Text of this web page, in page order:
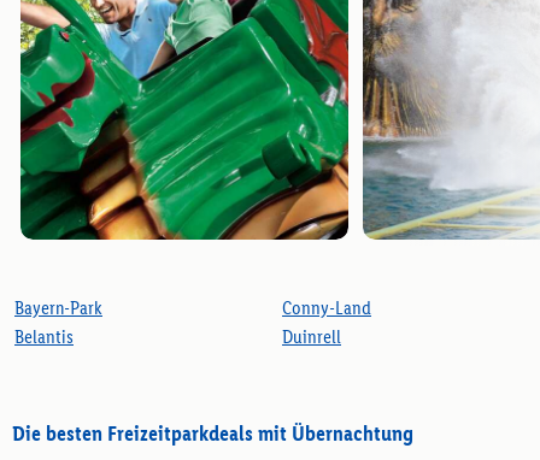
Bayern-Park
Belantis
Conny-Land
Duinrell
Die besten Freizeitparkdeals mit Übernachtung